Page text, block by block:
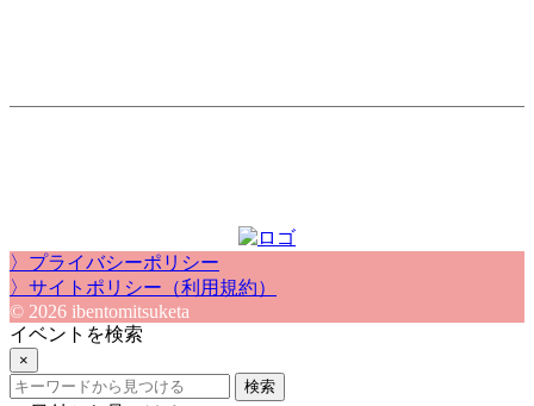
〉プライバシーポリシー
〉サイトポリシー（利用規約）
© 2026 ibentomitsuketa
イベントを検索
×
検索